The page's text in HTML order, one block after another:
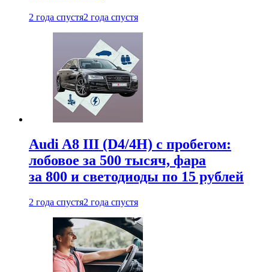
2 года спустя2 года спустя
Audi A8 III (D4/4H) c пробегом:
лобовое за 500 тысяч, фара
за 800 и светодиоды по 15 рублей
2 года спустя2 года спустя